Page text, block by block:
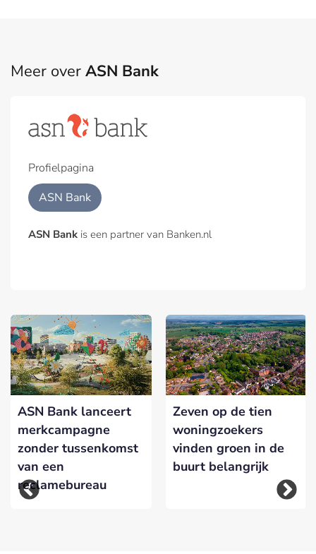
Meer over ASN Bank
Profielpagina
ASN Bank
ASN Bank is een partner van Banken.nl
ASN Bank lanceert
merkcampagne
zonder tussenkomst
van een
reclamebureau
Zeven op de tien
woningzoekers
vinden groen in de
buurt belangrijk